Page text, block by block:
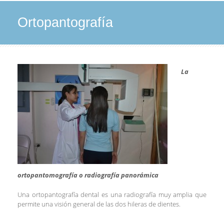
Ortopantografía
La
ortopantomografía o radiografía panorámica
Una ortopantografía dental es una radiografía muy amplia que
permite una visión general de las dos hileras de dientes.